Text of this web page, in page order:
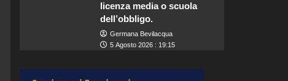
licenza media o scuola
dell’obbligo.
Germana Bevilacqua
5 Agosto 2026 : 19:15